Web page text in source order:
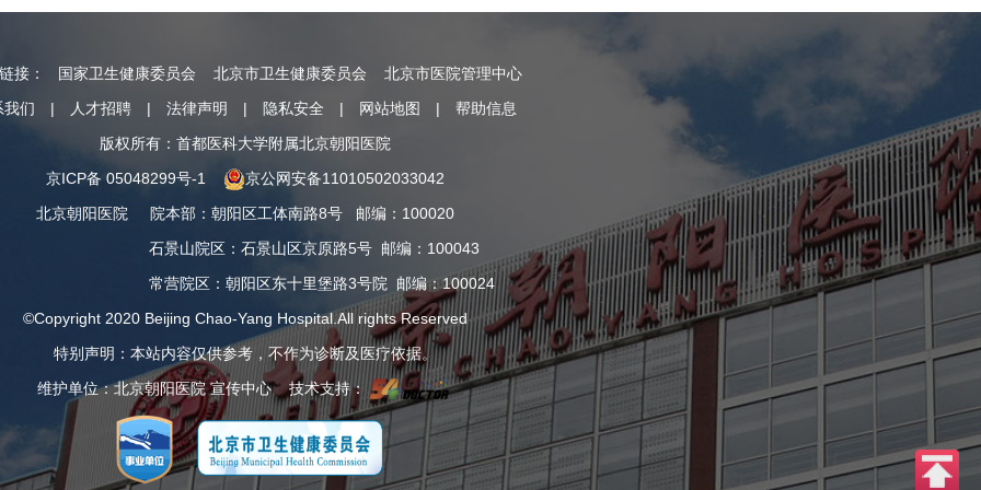
接： 国家卫生健康委员会 北京市卫生健康委员会
北京市医院管理中心
我们
| 人才招聘 | 法律声明 | 隐私安全 | 网站地图 |
帮助信息
版权所有：首都医科大学附属北京朝阳医院
京ICP备 05048299号-1
京公网安备11010502033042
北京朝阳医院
院本部 ： 朝阳区工体南路8号 邮编：100020
石景山院区 ： 石景山区京原路5号 邮编：100043
常营院区 ： 朝阳区东十里堡路3号院 邮编：100024
©Copyright 2020 Beijing Chao-Yang Hospital.All rights Reserved
特别声明：本站内容仅供参考，不作为诊断及医疗依据。
维护单位：北京朝阳医院 宣传中心 技术支持：